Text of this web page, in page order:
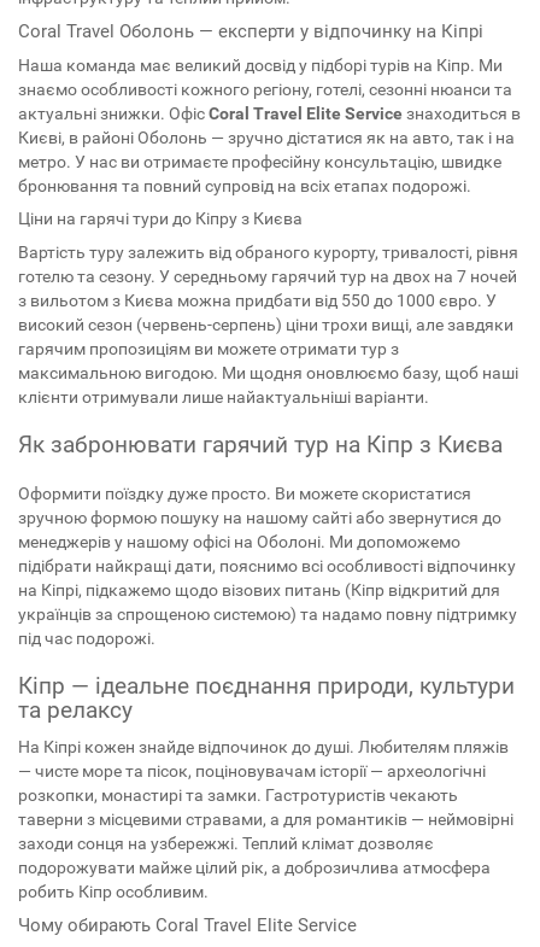
Coral Travel Оболонь — експерти у відпочинку на Кіпрі
Наша команда має великий досвід у підборі турів на Кіпр. Ми
знаємо особливості кожного регіону, готелі, сезонні нюанси та
актуальні знижки. ОфісCoral Travel Elite Serviceзнаходиться в
Києві, в районі Оболонь — зручно дістатися як на авто, так і на
метро. У нас ви отримаєте професійну консультацію, швидке
бронювання та повний супровід на всіх етапах подорожі.
Ціни на гарячі тури до Кіпру з Києва
Вартість туру залежить від обраного курорту, тривалості, рівня
готелю та сезону. У середньому гарячий тур на двох на 7 ночей
з вильотом з Києва можна придбати від 550 до 1000 євро. У
високий сезон (червень-серпень) ціни трохи вищі, але завдяки
гарячим пропозиціям ви можете отримати тур з
максимальною вигодою. Ми щодня оновлюємо базу, щоб наші
клієнти отримували лише найактуальніші варіанти.
Як забронювати гарячий тур на Кіпр з Києва
Оформити поїздку дуже просто. Ви можете скористатися
зручною формою пошуку на нашому сайті або звернутися до
менеджерів у нашому офісі на Оболоні. Ми допоможемо
підібрати найкращі дати, пояснимо всі особливості відпочинку
на Кіпрі, підкажемо щодо візових питань (Кіпр відкритий для
українців за спрощеною системою) та надамо повну підтримку
під час подорожі.
Кіпр — ідеальне поєднання природи, культури
та релаксу
На Кіпрі кожен знайде відпочинок до душі. Любителям пляжів
— чисте море та пісок, поціновувачам історії — археологічні
розкопки, монастирі та замки. Гастротуристів чекають
таверни з місцевими стравами, а для романтиків — неймовірні
заходи сонця на узбережжі. Теплий клімат дозволяє
подорожувати майже цілий рік, а доброзичлива атмосфера
робить Кіпр особливим.
Чому обирають Coral Travel Elite Service